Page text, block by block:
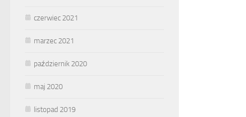
czerwiec 2021
marzec 2021
październik 2020
maj 2020
listopad 2019